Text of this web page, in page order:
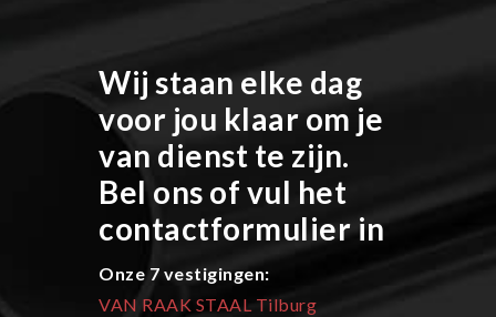
Wij staan elke dag
voor jou klaar om je
van dienst te zijn.
Bel ons of vul het
contactformulier in
Onze 7 vestigingen:
VAN RAAK STAAL Tilburg